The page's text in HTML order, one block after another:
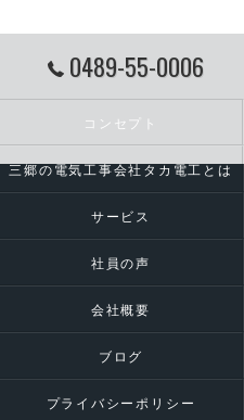
0489-55-0006
コンセプト
三郷の電気工事会社タカ電工とは
サービス
社員の声
会社概要
ブログ
プライバシーポリシー